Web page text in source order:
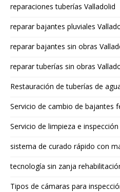
reparaciones tuberías Valladolid
reparar bajantes pluviales
reparar bajantes sin obras
reparar tuberías sin obras
Restauración de tuberías de
Servicio de cambio de bajantes
Servicio de limpieza e
sistema de curado rápido con
tecnología sin zanja
Tipos de cámaras para